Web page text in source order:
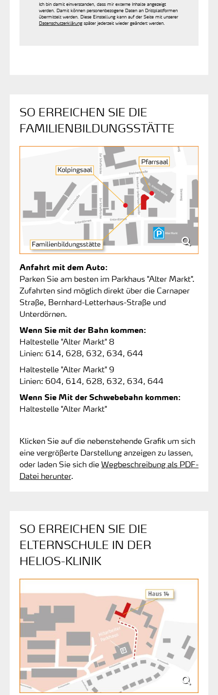
Ich bin damit einverstanden, dass mir externe Inhalte angezeigt
werden. Damit können personenbezogene Daten an Drittplattformen
übermittelt werden. Diese Einstellung kann auf der Seite mit unserer
Datenschutzerklärungspäter jederzeit wieder geändert werden.
SO ERREICHEN SIE DIE
FAMILIENBILDUNGSSTÄTTE
Anfahrt mit dem Auto:
Parken Sie am besten im Parkhaus "Alter Markt".
Zufahrten sind möglich direkt über die Carnaper
Straße, Bernhard-Letterhaus-Straße und
Unterdörnen.
Wenn Sie mit der Bahn kommen:
Haltestelle "Alter Markt" 8
Linien: 614, 628, 632, 634, 644
Haltestelle "Alter Markt" 9
Linien: 604, 614, 628, 632, 634, 644
Wenn Sie Mit der Schwebebahn kommen:
Haltestelle "Alter Markt"
Klicken Sie auf die nebenstehende Grafik um sich
eine vergrößerte Darstellung anzeigen zu lassen,
oder laden Sie sich dieWegbeschreibung als PDF-
Datei herunter.
SO ERREICHEN SIE DIE
ELTERNSCHULE IN DER
HELIOS-KLINIK